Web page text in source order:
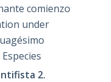
comienzo
under
2.